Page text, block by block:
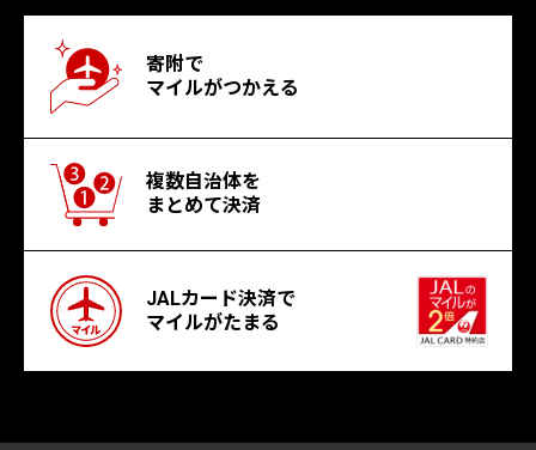
寄附で
マイルがつかえる
複数自治体を
まとめて決済
JALカード決済で
マイルがたまる